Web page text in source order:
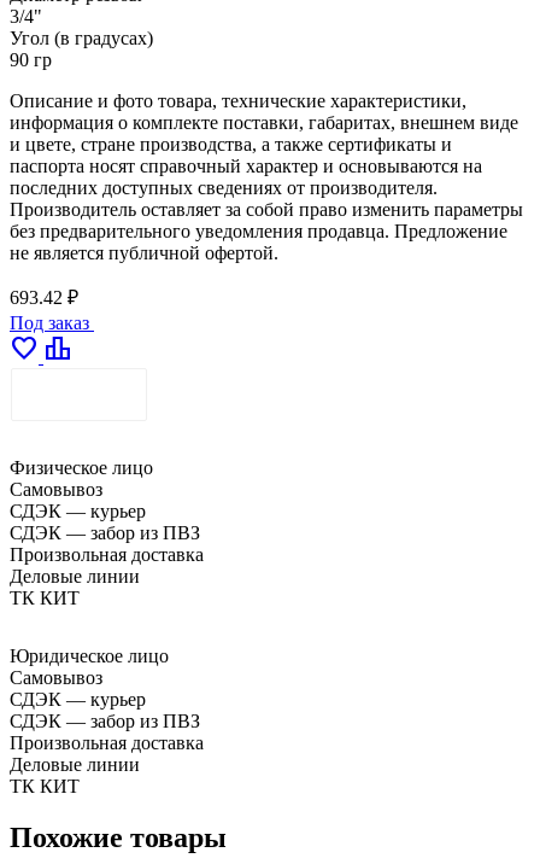
3/4"
Угол (в градусах)
90 гр
Описание и фото товара, технические характеристики,
информация о комплекте поставки, габаритах, внешнем виде
и цвете, стране производства, а также сертификаты и
паспорта носят справочный характер и основываются на
последних доступных сведениях от производителя.
Производитель оставляет за собой право изменить параметры
без предварительного уведомления продавца. Предложение
не является публичной офертой.
693.42 ₽
Под заказ
favorite leaderboard
Физическое лицо
Самовывоз
СДЭК — курьер
СДЭК — забор из ПВЗ
Произвольная доставка
Деловые линии
ТК КИТ
Юридическое лицо
Самовывоз
СДЭК — курьер
СДЭК — забор из ПВЗ
Произвольная доставка
Деловые линии
ТК КИТ
Похожие товары